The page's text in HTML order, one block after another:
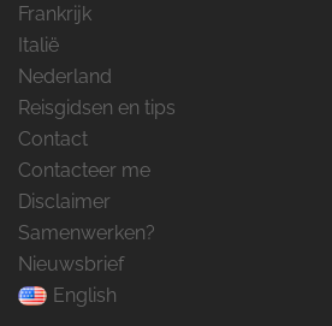
Frankrijk
Italië
Nederland
Reisgidsen en tips
Contact
Contacteer me
Disclaimer
Samenwerken?
Nieuwsbrief
English